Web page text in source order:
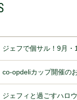
ジェフで個サル！9月
co-opdeliカップ開催の
ジェフィと過ごすハロ